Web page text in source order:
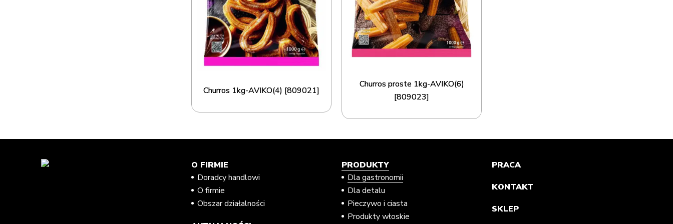
Churros 1kg-AVIKO(4) [809021]
Churros proste 1kg-AVIKO(6)
[809023]
O FIRMIE
Doradcy handlowi
O firmie
Obszar działalności
PRODUKTY
Dla gastronomii
Dla detalu
Pieczywo i ciasta
Produkty włoskie
PRACA
KONTAKT
SKLEP